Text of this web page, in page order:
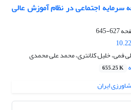
سرمایه اجتماعی در نظام آموزش عالی
627-645
فمی، خلیل کلانتری، محمد علی محمدی
655.25 K